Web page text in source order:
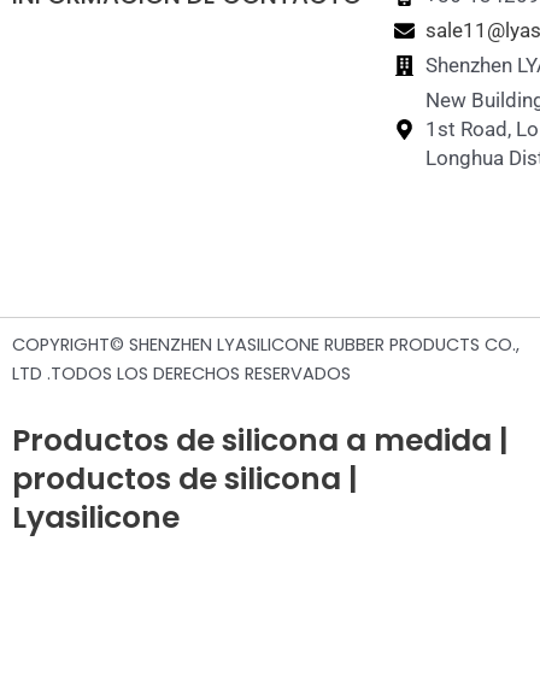
Shenzhen
New
1st Road,
Longhua
COPYRIGHT© SHENZHEN LYASILICONE RUBBER PRODUCTS CO.,
LTD .TODOS LOS DERECHOS RESERVADOS
Productos de silicona a medida |
productos de silicona |
Lyasilicone